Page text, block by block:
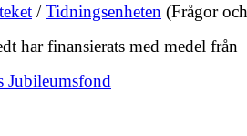
/Tidningsenheten (Frågor
har finansierats med medel från
Jubileumsfond